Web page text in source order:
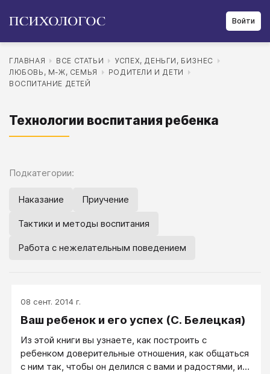
Войти
ГЛАВНАЯ ВСЕ СТАТЬИ
УСПЕХ, ДЕНЬГИ, БИЗНЕС
ЛЮБОВЬ, М-Ж, СЕМЬЯ
РОДИТЕЛИ И ДЕТИ
ВОСПИТАНИЕ ДЕТЕЙ
Технологии воспитания ребенка
Подкатегории:
Наказание Приучение
Тактики и методы воспитания
Работа с нежелательным поведением
08 сент. 2014 г.
Ваш ребенок и его успех (С. Белецкая)
Из этой книги вы узнаете, как построить с
ребенком доверительные отношения, как общаться
с ним так, чтобы он делился с вами и радостями, и